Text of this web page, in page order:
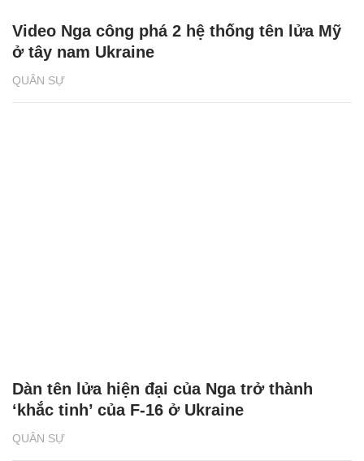
QUÂN SỰ
Video Nga công phá 2 hệ thống tên lửa Mỹ
ở tây nam Ukraine
QUÂN SỰ
Dàn tên lửa hiện đại của Nga trở thành
‘khắc tinh’ của F-16 ở Ukraine